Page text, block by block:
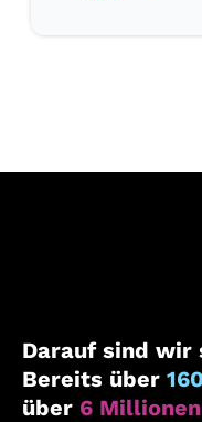
Darauf sind wir
Bereits über
über 6 Millionen